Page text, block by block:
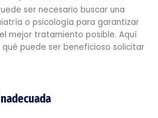
ser necesario buscar una
o psicología para garantizar
mejor tratamiento posible. Aquí
puede ser beneficioso solicitar